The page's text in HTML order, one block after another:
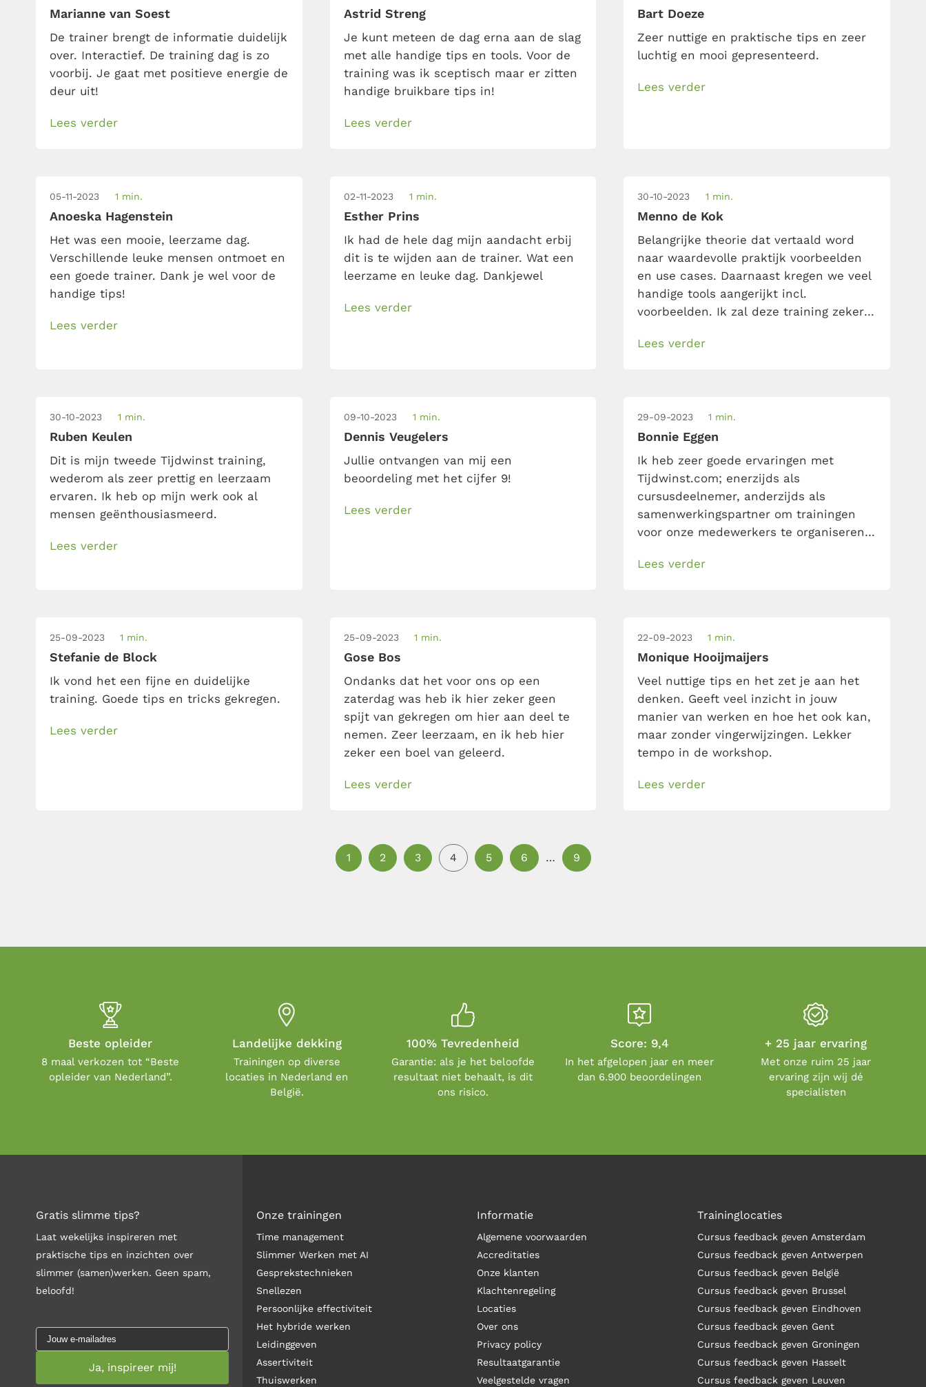
Marianne van Soest
De trainer brengt de informatie duidelijk
over. Interactief. De training dag is zo
voorbij. Je gaat met positieve energie de
deur uit!
Lees verder
Astrid Streng
Je kunt meteen de dag erna aan de slag
met alle handige tips en tools. Voor de
training was ik sceptisch maar er zitten
handige bruikbare tips in!
Lees verder
Bart Doeze
Zeer nuttige en praktische tips en zeer
luchtig en mooi gepresenteerd.
Lees verder
05-11-2023 1 min.
Anoeska Hagenstein
Het was een mooie, leerzame dag.
Verschillende leuke mensen ontmoet en
een goede trainer. Dank je wel voor de
handige tips!
Lees verder
02-11-2023 1 min.
Esther Prins
Ik had de hele dag mijn aandacht erbij
dit is te wijden aan de trainer. Wat een
leerzame en leuke dag. Dankjewel
Lees verder
30-10-2023 1 min.
Menno de Kok
Belangrijke theorie dat vertaald word
naar waardevolle praktijk voorbeelden
en use cases. Daarnaast kregen we veel
handige tools aangerijkt incl.
voorbeelden. Ik zal deze training zeker
aanrader!
Lees verder
30-10-2023 1 min.
Ruben Keulen
Dit is mijn tweede Tijdwinst training,
wederom als zeer prettig en leerzaam
ervaren. Ik heb op mijn werk ook al
mensen geënthousiasmeerd.
Lees verder
09-10-2023 1 min.
Dennis Veugelers
Jullie ontvangen van mij een
beoordeling met het cijfer 9!
Lees verder
29-09-2023 1 min.
Bonnie Eggen
Ik heb zeer goede ervaringen met
Tijdwinst.com; enerzijds als
cursusdeelnemer, anderzijds als
samenwerkingspartner om trainingen
voor onze medewerkers te organiseren.
instructies vooraf en achteraf, hand-
een training (bijna) kosteloos nogmaals
te volgen erg prettig.
Lees verder
25-09-2023 1 min.
Stefanie de Block
Ik vond het een fijne en duidelijke
training. Goede tips en tricks gekregen.
Lees verder
25-09-2023 1 min.
Gose Bos
Ondanks dat het voor ons op een
zaterdag was heb ik hier zeker geen
spijt van gekregen om hier aan deel te
nemen. Zeer leerzaam, en ik heb hier
zeker een boel van geleerd.
Lees verder
22-09-2023 1 min.
Monique Hooijmaijers
Veel nuttige tips en het zet je aan het
denken. Geeft veel inzicht in jouw
manier van werken en hoe het ook kan,
maar zonder vingerwijzingen. Lekker
tempo in de workshop.
Lees verder
1 2 3 4 5 6 … 9
Beste opleider
8 maal verkozen tot “Beste
opleider van Nederland”.
Landelijke dekking
Trainingen op diverse
locaties in Nederland en
België.
100% Tevredenheid
Garantie: als je het beloofde
resultaat niet behaalt, is dit
ons risico.
Score: 9,4
In het afgelopen jaar en meer
dan 6.900 beoordelingen
+ 25 jaar ervaring
Met onze ruim 25 jaar
ervaring zijn wij dé
specialisten
Gratis slimme tips?
Laat wekelijks inspireren met
praktische tips en inzichten over
slimmer (samen)werken. Geen spam,
beloofd!
Onze trainingen
Time management
Slimmer Werken met AI
Gesprekstechnieken
Snellezen
Persoonlijke effectiviteit
Het hybride werken
Leidinggeven
Assertiviteit
Thuiswerken
Informatie
Algemene voorwaarden
Accreditaties
Onze klanten
Klachtenregeling
Locaties
Over ons
Privacy policy
Resultaatgarantie
Veelgestelde vragen
Traininglocaties
Cursus feedback geven Amsterdam
Cursus feedback geven Antwerpen
Cursus feedback geven België
Cursus feedback geven Brussel
Cursus feedback geven Eindhoven
Cursus feedback geven Gent
Cursus feedback geven Groningen
Cursus feedback geven Hasselt
Cursus feedback geven Leuven